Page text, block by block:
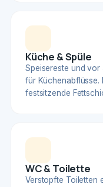
Küche & Spüle
Speisereste und vor
für Küchenabflüsse.
festsitzende
WC & Toilette
Verstopfte Toiletten